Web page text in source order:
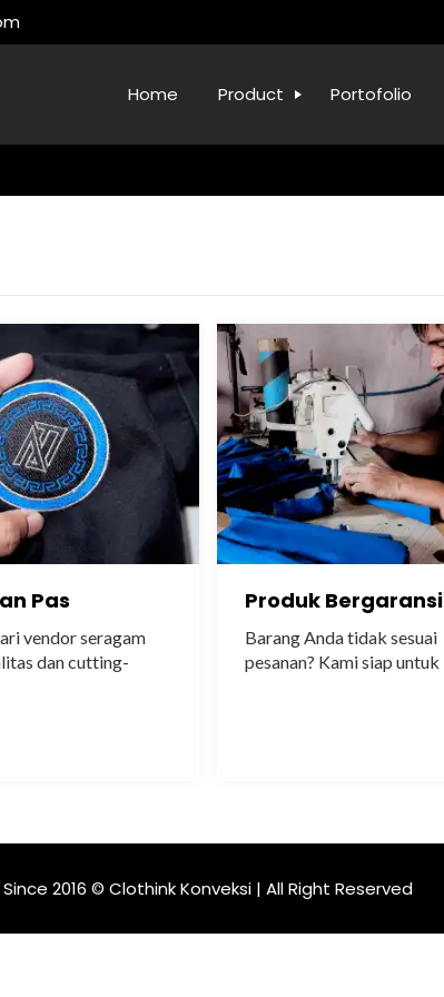
Home Product Portofolio
Pas
vendor seragam
dan cutting-
Produk Bergaransi
Barang Anda tidak sesuai
pesanan? Kami siap untuk
Since 2016 © Clothink Konveksi | All Right Reserved